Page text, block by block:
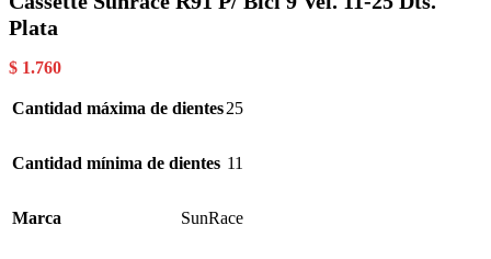
Plata
$ 1.760
Cantidad máxima de dientes25
Cantidad mínima de dientes 11
Marca SunRace